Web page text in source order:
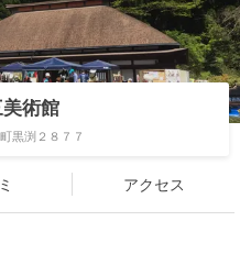
術館
黒渕２８７７
アクセス